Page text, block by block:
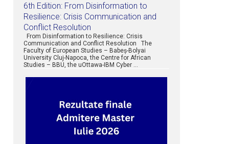
6th Edition: From Disinformation to
Resilience: Crisis Communication and
Conflict Resolution
From Disinformation to Resilience: Crisis
Communication and Conflict Resolution The
Faculty of European Studies – Babeș-Bolyai
University Cluj-Napoca, the Centre for African
Studies – BBU, the uOttawa-IBM Cyber …